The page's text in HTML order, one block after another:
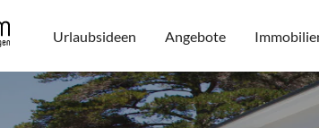
Urlaubsideen Angebote